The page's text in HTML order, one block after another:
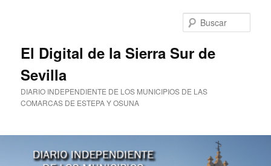
El Digital de la Sierra Sur de
Sevilla
DIARIO INDEPENDIENTE DE LOS MUNICIPIOS DE LAS
COMARCAS DE ESTEPA Y OSUNA